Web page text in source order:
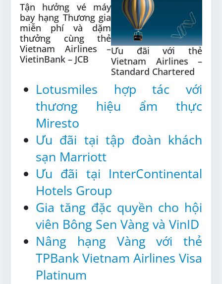
Tận hưởng vé máy
bay hạng Thương gia
miễn phí và dặm
thưởng cùng thẻ
Vietnam Airlines –
VietinBank – JCB
Ưu đãi với thẻ
Vietnam Airlines –
Standard Chartered
Lotusmiles hợp tác với
thương hiệu ẩm thực
Miresto
Ưu đãi tại tập đoàn khách
sạn Marriott
Ưu đãi tại InterContinental
Hotels Group
Gia tăng đặc quyền cho hội
viên Bông Sen Vàng và VinID
Nâng hạng Vàng với thẻ
TPBank Vietnam Airlines Visa
Platinum